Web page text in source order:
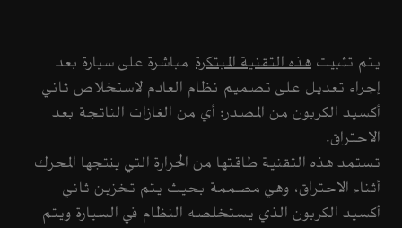
يتم تثبيت هذه التقنية المبتكرة مباشرة على سيارة بعد
إجراء تعديل على تصميم نظام العادم لاستخلاص ثاني
أكسيد الكربون من المصدر: أي من الغازات الناتجة بعد
الاحتراق.
تستمد هذه التقنية طاقتها من الحرارة التي ينتجها المحرك
أثناء الاحتراق، وهي مصممة بحيث يتم تخزين ثاني
أكسيد الكربون الذي يستخلصه النظام في السيارة ويتم